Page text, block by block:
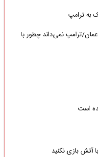
به ترامپ
عمان/ترامپ نمی‌داند چطور با
است
آتش بازی نکنید